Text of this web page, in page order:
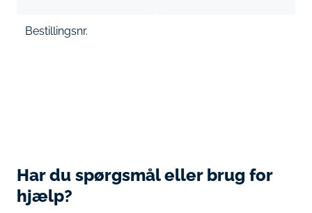
Bestillingsnr.
Har du spørgsmål eller brug for
hjælp?